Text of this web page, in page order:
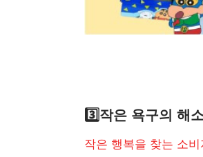
3️⃣작은 욕구의 해
작은 행복을 찾는 소